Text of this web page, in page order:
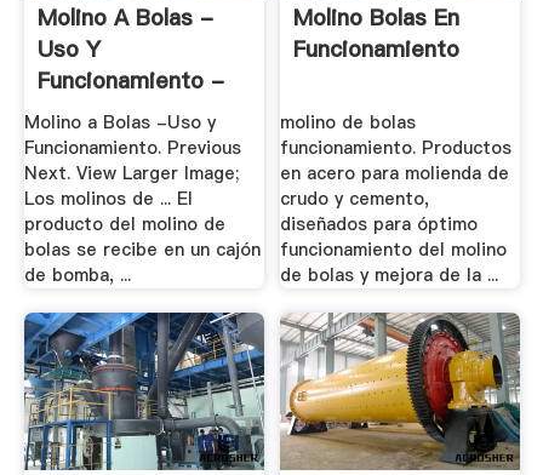
Molino A Bolas -
Uso Y
Funcionamiento -
Foro Por ...
Molino a Bolas -Uso y
Funcionamiento. Previous
Next. View Larger Image;
Los molinos de ... El
producto del molino de
bolas se recibe en un cajón
de bomba, ...
Molino Bolas En
Funcionamiento
molino de bolas
funcionamiento. Productos
en acero para molienda de
crudo y cemento,
diseñados para óptimo
funcionamiento del molino
de bolas y mejora de la ...